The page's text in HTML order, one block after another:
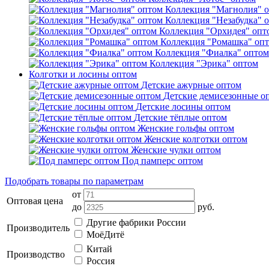
Коллекция "Магнолия"
Коллекция "Незабудка"
Коллекция "Орхидея"
Коллекция "Ромашка"
Коллекция "Фиалка" оптом
Коллекция "Эрика" оптом
Колготки и лосины оптом
Детские ажурные оптом
Детские демисезонные
Детские лосины оптом
Детские тёплые оптом
Женские гольфы оптом
Женские колготки оптом
Женские чулки оптом
Под памперс оптом
Подобрать товары по параметрам
Оптовая цена
от
до
руб.
Производитель
Другие фабрики России
МоёДитё
Производство
Китай
Россия